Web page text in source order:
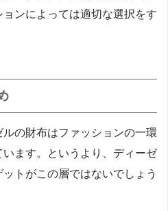
ンによっては適切な選択をす
の財布はファッションの一環
ます。というより、ディーゼ
トがこの層ではないでしょう